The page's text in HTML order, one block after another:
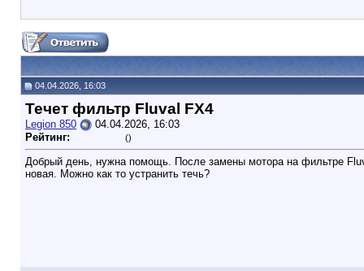
04.04.2026, 16:03
Течет фильтр Fluval FX4
Legion 850
04.04.2026, 16:03
Рейтинг:
()
Добрый день, нужна помощь. После замены мотора на фильтре
новая. Можно как то устранить течь?